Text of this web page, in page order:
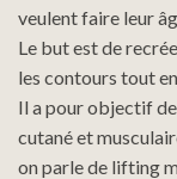
veulent faire leur
Le but est de
les contours tout
Il a pour objectif de
cutané et
on parle de lifting